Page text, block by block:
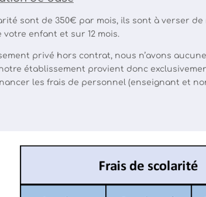
sont de 350€ par mois, ils sont à verser
votre enfant et sur 12 mois.
privé hors contrat, nous n’avons
établissement provient donc
les frais de personnel (enseignant et